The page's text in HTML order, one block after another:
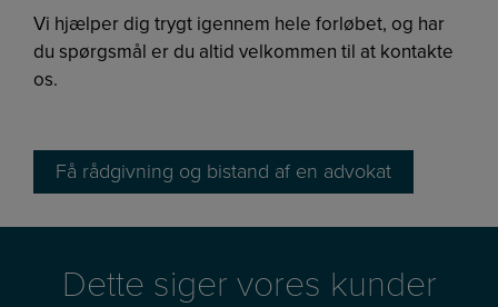
Vi hjælper dig trygt igennem hele forløbet, og har
du spørgsmål er du altid velkommen til at kontakte
os.
Få rådgivning og bistand af en advokat
Dette siger vores kunder